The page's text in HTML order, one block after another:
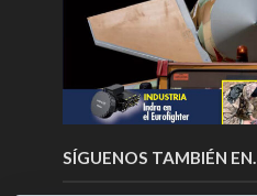
SÍGUENOS TAMBIÉN EN…